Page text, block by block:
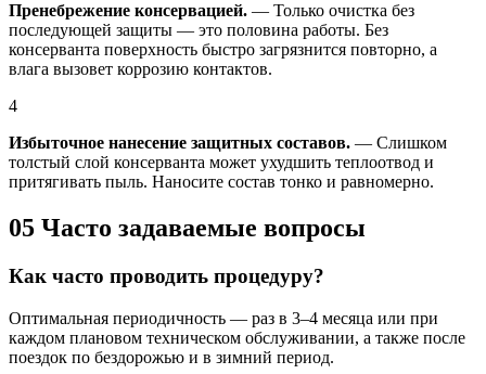
Пренебрежение консервацией. — Только очистка без
последующей защиты — это половина работы. Без
консерванта поверхность быстро загрязнится повторно, а
влага вызовет коррозию контактов.
4
Избыточное нанесение защитных составов. — Слишком
толстый слой консерванта может ухудшить теплоотвод и
притягивать пыль. Наносите состав тонко и равномерно.
05 Часто задаваемые вопросы
Как часто проводить процедуру?
Оптимальная периодичность — раз в 3–4 месяца или при
каждом плановом техническом обслуживании, а также после
поездок по бездорожью и в зимний период.